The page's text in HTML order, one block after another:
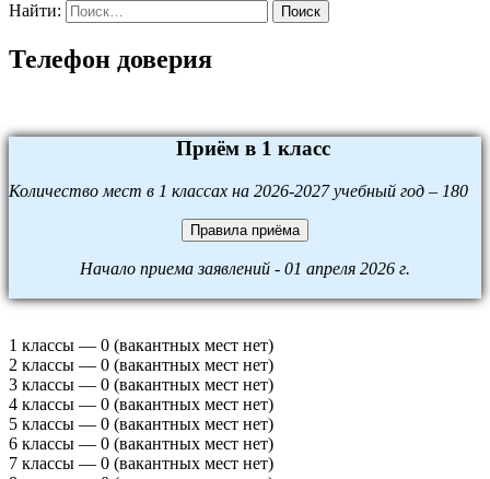
Найти: Поиск
Телефон доверия
Приём в 1 класс
Количество мест в 1 классах на 2026-2027 учебный год – 180
Правила приёма
Начало приема заявлений - 01 апреля 2026 г.
1 классы — 0 (вакантных мест нет)
2 классы — 0 (вакантных мест нет)
3 классы — 0 (вакантных мест нет)
4 классы — 0 (вакантных мест нет)
5 классы — 0 (вакантных мест нет)
6 классы — 0 (вакантных мест нет)
7 классы — 0 (вакантных мест нет)